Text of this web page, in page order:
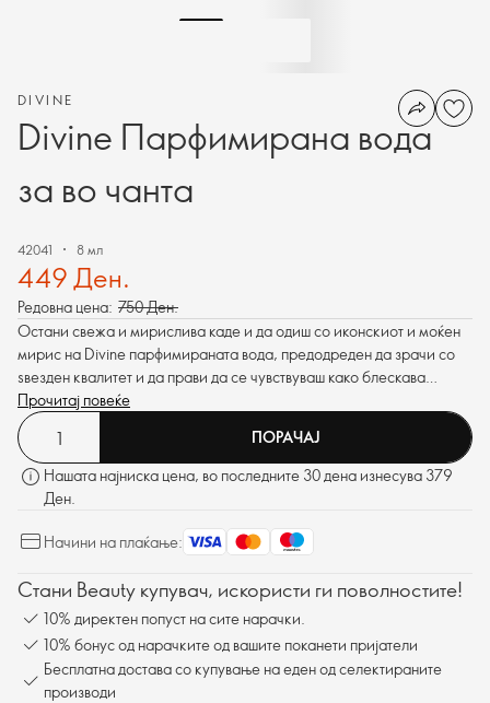
DIVINE
Divine Парфимирана вода
за во чанта
42041 8 мл
449 Ден.
Редовна цена: 750 Ден.
Остани свежа и мирислива каде и да одиш со иконскиот и моќен
мирис на Divine парфимираната вода, предодреден да зрачи со
ѕвезден квалитет и да прави да се чувствуваш како блескава
ѕвезда секој ден.
Прочитај повеќе
ПОРАЧАЈ
Нашата најниска цена, во последните 30 дена изнесува 379
Ден.
Начини на плаќање:
Стани Beauty купувач, искористи ги поволностите!
10% директен попуст на сите нарачки.
10% бонус од нарачките од вашите поканети пријатели
Бесплатна достава со купување на еден од селектираните
производи